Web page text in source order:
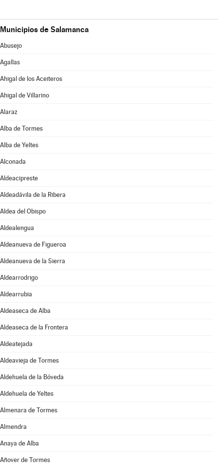
Municipios de Salamanca
Abusejo
Agallas
Ahigal de los Aceiteros
Ahigal de Villarino
Alaraz
Alba de Tormes
Alba de Yeltes
Alconada
Aldeacipreste
Aldeadávila de la Ribera
Aldea del Obispo
Aldealengua
Aldeanueva de Figueroa
Aldeanueva de la Sierra
Aldearrodrigo
Aldearrubia
Aldeaseca de Alba
Aldeaseca de la Frontera
Aldeatejada
Aldeavieja de Tormes
Aldehuela de la Bóveda
Aldehuela de Yeltes
Almenara de Tormes
Almendra
Anaya de Alba
Añover de Tormes